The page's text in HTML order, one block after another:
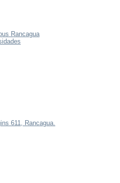
Rancagua
611, Rancagua.